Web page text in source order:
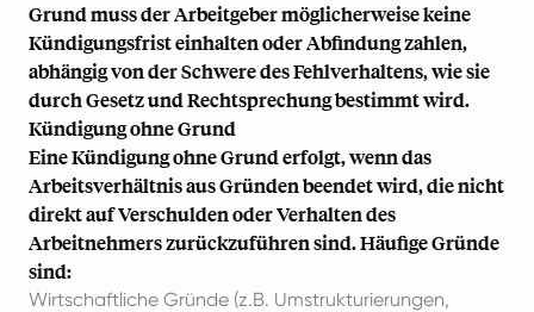
Grund muss der Arbeitgeber möglicherweise keine
Kündigungsfrist einhalten oder Abfindung zahlen,
abhängig von der Schwere des Fehlverhaltens, wie sie
durch Gesetz und Rechtsprechung bestimmt wird.
Kündigung ohne Grund
Eine Kündigung ohne Grund erfolgt, wenn das
Arbeitsverhältnis aus Gründen beendet wird, die nicht
direkt auf Verschulden oder Verhalten des
Arbeitnehmers zurückzuführen sind. Häufige Gründe
sind:
Wirtschaftliche Gründe (z.B. Umstrukturierungen,